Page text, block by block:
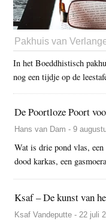
Pakhuis van
In het Boeddhistisch
nog een tijdje op de
De Poortloze Poort
Hans van Dam - 9
Wat is drie pond vlas, een
dood karkas, een
Ksaf – De kunst van
Ksaf Vandeputte - 22 juli